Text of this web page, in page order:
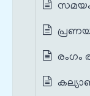
രംഗം